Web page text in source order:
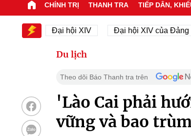
CHÍNH TRỊ THANH TRA TIẾP DÂN,
Đại hội XIV Đại hội XIV của Đảng
Du lịch
Theo dõi Báo Thanh tra trên
'Lào Cai phải
vững và bao